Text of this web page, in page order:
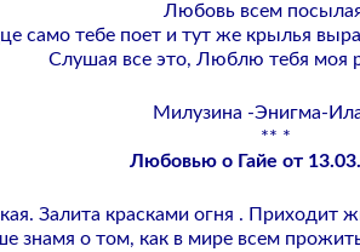
Любовь всем
само тебе поет и тут же крылья
Слушая все это, Люблю тебя моя
Милузина -Энигма-
** *
Любовью о Гайе от
Залита красками огня . Приходит
знамя о том, как в мире всем